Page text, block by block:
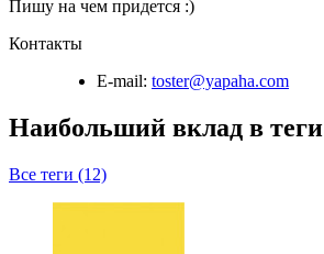
Пишу на чем придется :)
Контакты
E-mail: toster@yapaha.com
Наибольший вклад в теги
Все теги (12)